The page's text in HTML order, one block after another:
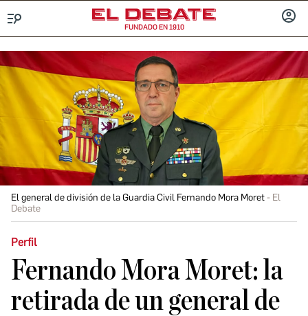
FUNDADO EN 1910
El general de división de la Guardia Civil Fernando Mora Moret
El
Debate
Perfil
Fernando Mora Moret: la
retirada de un general de